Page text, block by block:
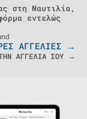
στη Ναυτιλία,
εντελώς
ΑΓΓΕΛΙΕΣ →
ΑΓΓΕΛΙΑ ΣΟΥ →